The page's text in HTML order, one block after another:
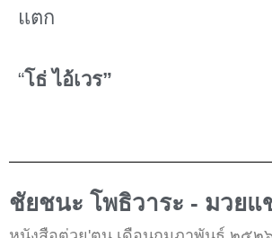
แตก
“โธ่ ไอ้เวร”
ชัยชนะ โพธิวาระ - มวยแ